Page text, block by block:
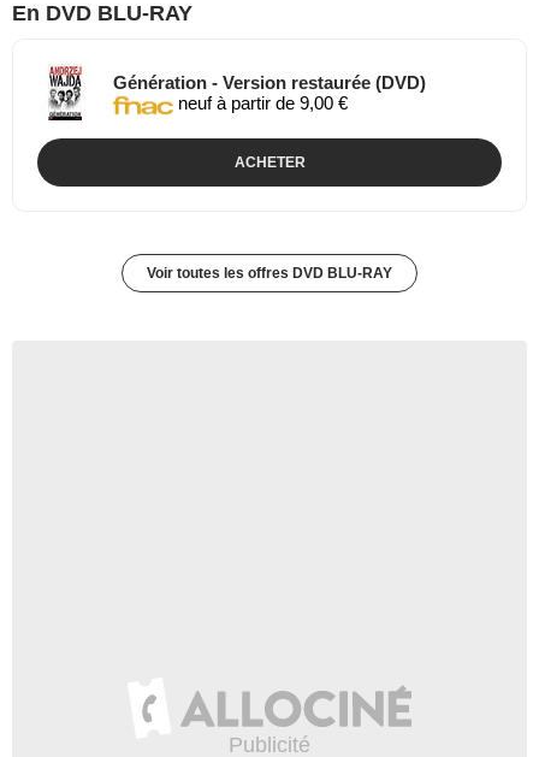
En DVD BLU-RAY
Génération - Version restaurée (DVD)
neuf à partir de 9,00 €
ACHETER
Voir toutes les offres DVD BLU-RAY